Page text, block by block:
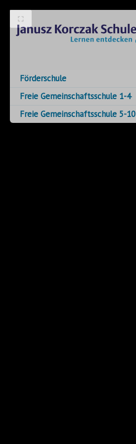
Förderschule
Freie Gemeinschaftsschule 1-4
Freie Gemeinschaftsschule 5-10